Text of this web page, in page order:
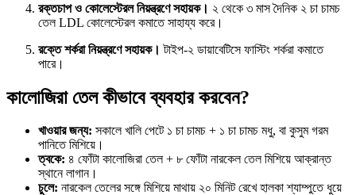
রক্তচাপ ও কোলেস্টেরল নিয়ন্ত্রণে সহায়ক। ২ থেকে ৩ মাস দৈনিক ২ চা চামচ
তেল LDL কোলেস্টেরল কমাতে সাহায্য করে।
রক্তে শর্করা নিয়ন্ত্রণে সহায়ক। টাইপ-২ ডায়াবেটিসে ফাস্টিং শর্করা কমাতে
পারে।
কালোজিরা তেল কীভাবে ব্যবহার করবেন?
খাওয়ার জন্য: সকালে খালি পেটে ১ চা চামচ + ১ চা চামচ মধু, বা কুসুম গরম
পানিতে মিশিয়ে।
ত্বকে: ৪ ফোঁটা কালোজিরা তেল + ৮ ফোঁটা নারকেল তেল মিশিয়ে আক্রান্ত
স্থানে লাগান।
চুলে: নারকেল তেলের সঙ্গে মিশিয়ে মাথায় ২০ মিনিট রেখে হালকা শ্যাম্পুতে ধুয়ে